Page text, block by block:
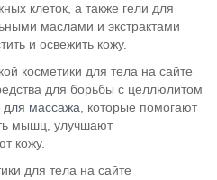
клеток, а также гели для
маслами и экстрактами
и освежить кожу.
косметики для тела на сайте
для борьбы с целлюлитом
для массажа , которые помогают
мышц, улучшают
кожу.
для тела на сайте